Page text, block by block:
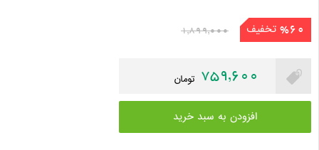
%60 تخفیف 1,899,000
759,600 تومان
افزودن به سبد خرید